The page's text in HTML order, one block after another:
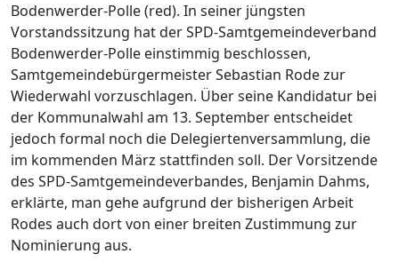
Bodenwerder-Polle (red). In seiner jüngsten
Vorstandssitzung hat der SPD-Samtgemeindeverband
Bodenwerder-Polle einstimmig beschlossen,
Samtgemeindebürgermeister Sebastian Rode zur
Wiederwahl vorzuschlagen. Über seine Kandidatur bei
der Kommunalwahl am 13. September entscheidet
jedoch formal noch die Delegiertenversammlung, die
im kommenden März stattfinden soll. Der Vorsitzende
des SPD-Samtgemeindeverbandes, Benjamin Dahms,
erklärte, man gehe aufgrund der bisherigen Arbeit
Rodes auch dort von einer breiten Zustimmung zur
Nominierung aus.